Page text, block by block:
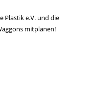
Plastik e.V. und die
mitplanen!